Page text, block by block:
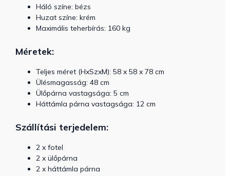
Háló színe: bézs
Huzat színe: krém
Maximális teherbírás: 160 kg
Méretek:
Teljes méret (HxSzxM): 58 x 58 x 78 cm
Ülésmagasság: 48 cm
Ülőpárna vastagsága: 5 cm
Háttámla párna vastagsága: 12 cm
Szállítási terjedelem:
2 x fotel
2 x ülőpárna
2 x háttámla párna